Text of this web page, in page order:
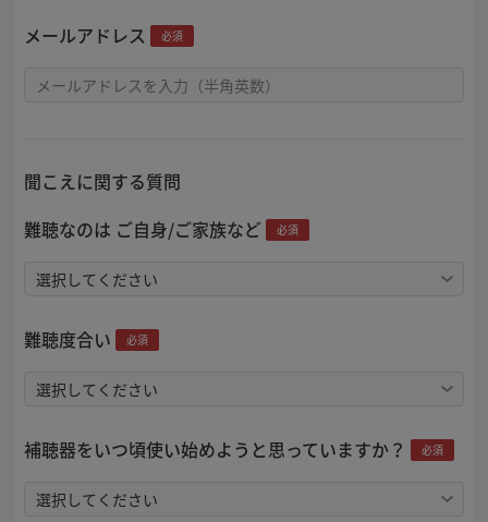
メールアドレス 必須
聞こえに関する質問
難聴なのは ご自身/ご家族など
必須
難聴度合い 必須
補聴器をいつ頃使い始めようと思っていますか？ 必須